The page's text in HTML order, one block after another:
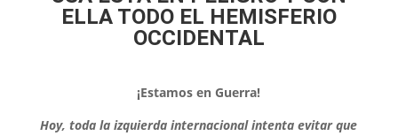
ELLA TODO EL HEMISFERIO
OCCIDENTAL
¡Estamos en Guerra!
Hoy, toda la izquierda internacional intenta evitar que